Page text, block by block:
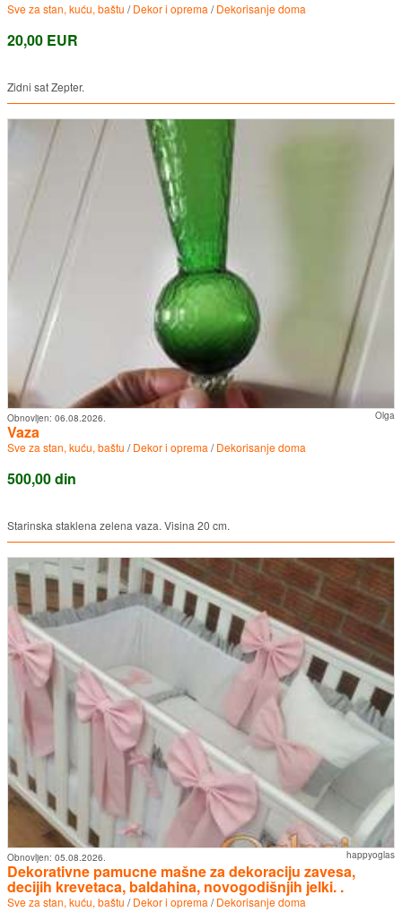
Sve za stan, kuću, baštu /Dekor i oprema /Dekorisanje doma
20,00 EUR
Zidni sat Zepter.
Olga
Obnovljen: 06.08.2026.
Vaza
Sve za stan, kuću, baštu /Dekor i oprema /Dekorisanje doma
500,00 din
Starinska staklena zelena vaza. Visina 20 cm.
happyoglas
Obnovljen: 05.08.2026.
Dekorativne pamucne mašne za dekoraciju zavesa,
decijih krevetaca, baldahina, novogodišnjih jelki. .
Sve za stan, kuću, baštu /Dekor i oprema /Dekorisanje doma